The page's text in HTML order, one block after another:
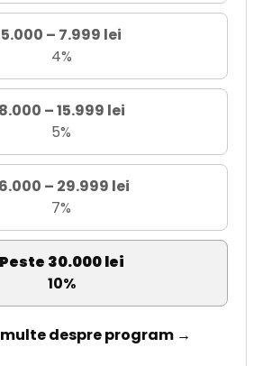
5.000 – 7.999 lei
4%
8.000 – 15.999 lei
5%
– 29.999 lei
7%
Peste 30.000 lei
10%
despre program →